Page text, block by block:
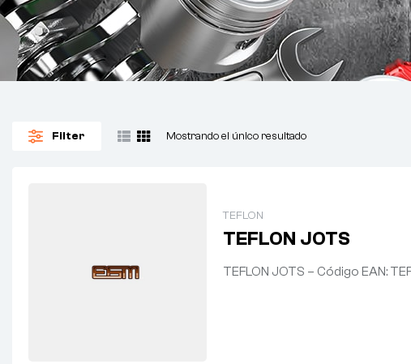
Filter Mostrando el único resultado
TEFLON
TEFLON JOTS
TEFLON JOTS – Código EAN: